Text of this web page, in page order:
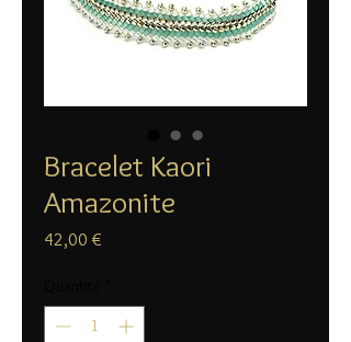
Bracelet Kaori
Amazonite
42,00 €